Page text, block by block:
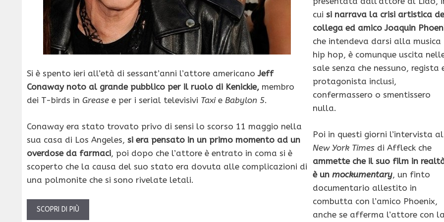
Si è spento ieri all’età di sessant’anni l’attore americanoJeff
Conaway noto al grande pubblico per il ruolo di Kenickie, membro
dei T-birds in Grease e per i serial televisivi Taxie Babylon 5.
Conaway era stato trovato privo di sensi lo scorso 11 maggio nella
sua casa di Los Angeles, si era pensato in un primo momento ad un
overdose da farmaci, poi dopo che l’attore è entrato in coma si è
scoperto che la causa del suo stato era dovuta alle complicazioni di
una polmonite che si sono rivelate letali.
SCOPRI DI PIÙ
cui si narrava la crisi artistica
collega ed amico Joaquin
che intendeva darsi alla musica
hip hop, è comunque uscita
sale senza che nessuno, regista
protagonista inclusi,
confermassero o smentissero
nulla.
Poi in questi giorni l’intervista al
New York Timesdi Affleck che
ammette che il suo film in
è un mockumentary, un finto
documentario allestito in
combutta con l’amico Phoenix,
anche se afferma l’attore con la